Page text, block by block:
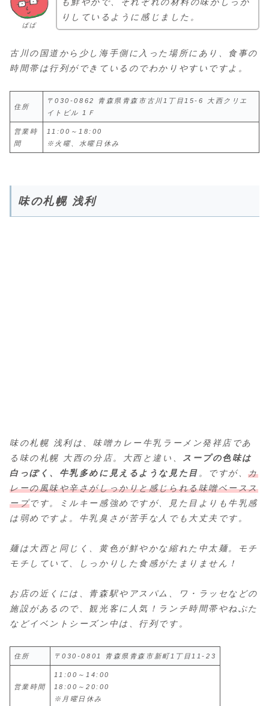
ぱぱ
りしているように感じました。
古川の国道から少し海手側に入った場所にあり、食事の
時間帯は行列ができているのでわかりやすいですよ。
住所
〒030-0862 青森県青森市古川1丁目15-6 大西クリエ
イトビル 1Ｆ
営業時
間
11:00～18:00
※火曜、水曜日休み
味の札幌 浅利
味の札幌 浅利は、味噌カレー牛乳ラーメン発祥店であ
る味の札幌 大西の分店。大西と違い、
スープの色味は
白っぽく、牛乳多めに見えるような見た目 。ですが、カ
レーの風味や辛さがしっかりと感じられる味噌ベースス
ープです。ミルキー感強めですが、見た目よりも牛乳感
は弱めですよ。牛乳臭さが苦手な人でも大丈夫です。
麺は大西と同じく、黄色が鮮やかな縮れた中太麺。モチ
モチしていて、しっかりした食感がたまりません！
お店の近くには、青森駅やアスパム、ワ・ラッセなどの
施設があるので、観光客に人気！ランチ時間帯やねぶた
などイベントシーズン中は、行列です。
住所 〒030-0801 青森県青森市新町1丁目11-23
営業時間
11:00～14:00
18:00～20:00
※月曜日休み